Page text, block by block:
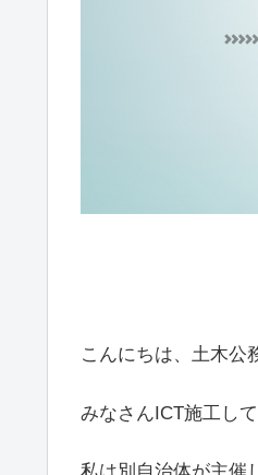
こんにちは、土木公
みなさんICT施工し